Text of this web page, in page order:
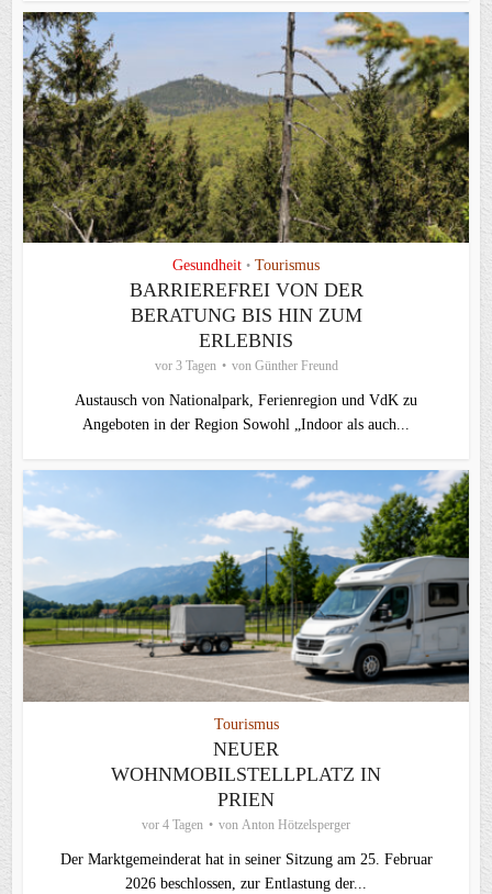
Gesundheit • Tourismus
BARRIEREFREI VON DER
BERATUNG BIS HIN ZUM
ERLEBNIS
vor 3 Tagen von Günther Freund
Austausch von Nationalpark, Ferienregion und VdK zu
Angeboten in der Region Sowohl „Indoor als auch...
Tourismus
NEUER
WOHNMOBILSTELLPLATZ IN
PRIEN
vor 4 Tagen von Anton Hötzelsperger
Der Marktgemeinderat hat in seiner Sitzung am 25. Februar
2026 beschlossen, zur Entlastung der...